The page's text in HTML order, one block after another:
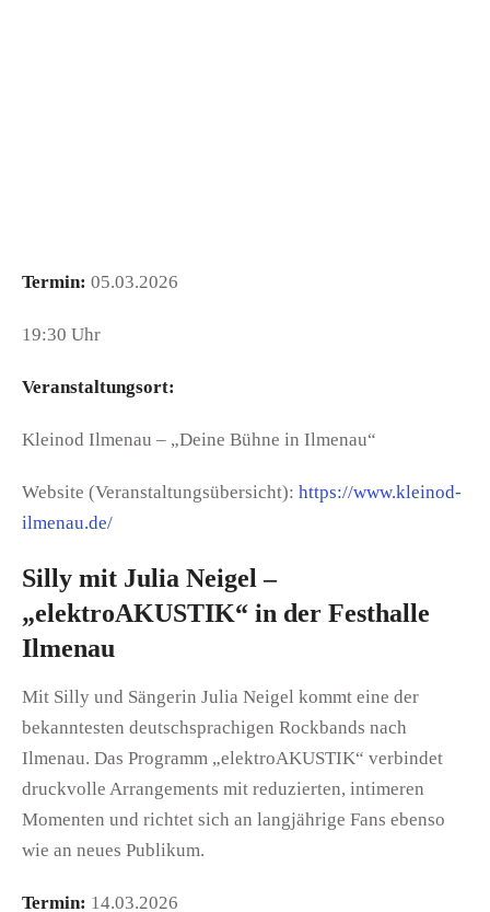
Termin: 05.03.2026
19:30 Uhr
Veranstaltungsort:
Kleinod Ilmenau – „Deine Bühne in Ilmenau“
Website (Veranstaltungsübersicht): https://www.kleinod-
ilmenau.de/
Silly mit Julia Neigel –
„elektroAKUSTIK“ in der Festhalle
Ilmenau
Mit Silly und Sängerin Julia Neigel kommt eine der
bekanntesten deutschsprachigen Rockbands nach
Ilmenau. Das Programm „elektroAKUSTIK“ verbindet
druckvolle Arrangements mit reduzierten, intimeren
Momenten und richtet sich an langjährige Fans ebenso
wie an neues Publikum.
Termin: 14.03.2026